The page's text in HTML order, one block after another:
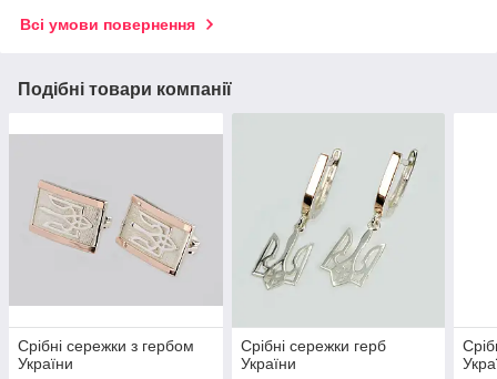
Всі умови повернення
Подібні товари компанії
Срібні сережки з гербом
України
Срібні сережки герб
України